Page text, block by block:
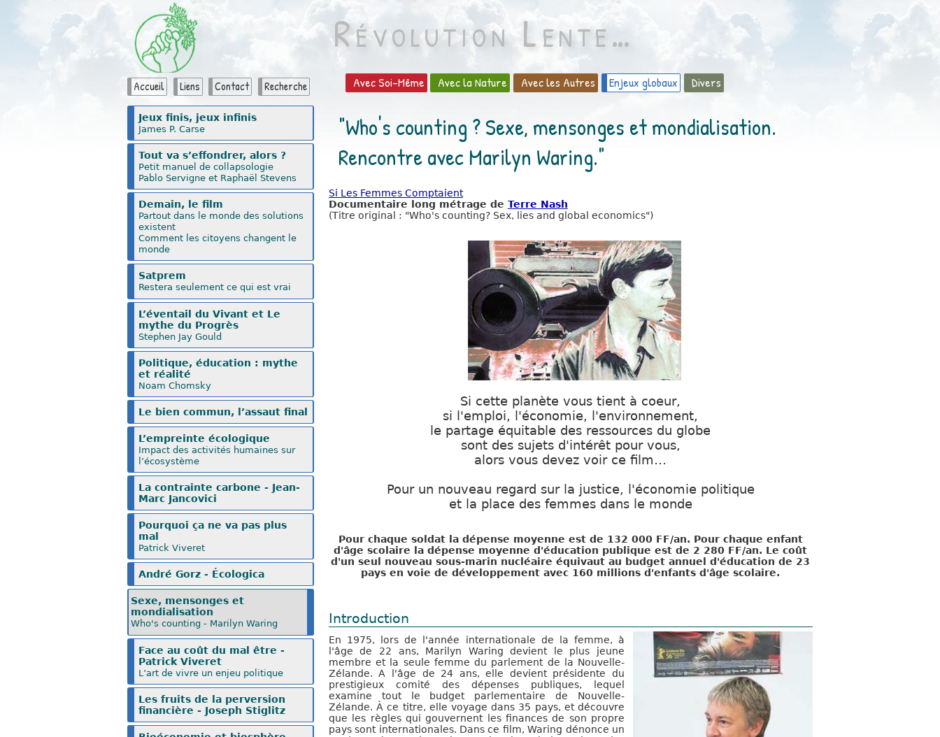
Révolution Lente…
Accueil Liens Contact Recherche Avec Soi-Même Avec la Nature Avec les Autres Enjeux globaux Divers
"Who's counting ? Sexe, mensonges et mondialisation.
Rencontre avec Marilyn Waring."
Si Les Femmes Comptaient
Documentaire long métrage de Terre Nash
(Titre original : "Who's counting? Sex, lies and global economics")
Si cette planète vous tient à coeur,
si l'emploi, l'économie, l'environnement,
le partage équitable des ressources du globe
sont des sujets d'intérêt pour vous,
alors vous devez voir ce film…
Pour un nouveau regard sur la justice, l'économie politique
et la place des femmes dans le monde
Pour chaque soldat la dépense moyenne est de 132 000 FF/an. Pour chaque enfant
d'âge scolaire la dépense moyenne d'éducation publique est de 2 280 FF/an. Le coût
d'un seul nouveau sous-marin nucléaire équivaut au budget annuel d'éducation de 23
pays en voie de développement avec 160 millions d'enfants d'âge scolaire.
Introduction
En 1975, lors de l'année internationale de la femme, à
l'âge de 22 ans, Marilyn Waring devient le plus jeune
membre et la seule femme du parlement de la Nouvelle-
Zélande. A l'âge de 24 ans, elle devient présidente du
prestigieux comité des dépenses publiques, lequel
examine tout le budget parlementaire de Nouvelle-
Zélande. À ce titre, elle voyage dans 35 pays, et découvre
que les règles qui gouvernent les finances de son propre
pays sont internationales. Dans ce film, Waring dénonce un
Jeux finis, jeux infinis
James P. Carse
Tout va s’effondrer, alors ?
Petit manuel de collapsologie
Pablo Servigne et Raphaël Stevens
Demain, le film
Partout dans le monde des solutions
existent
Comment les citoyens changent le
monde
Satprem
Restera seulement ce qui est vrai
L’éventail du Vivant et Le
mythe du Progrès
Stephen Jay Gould
Politique, éducation : mythe
et réalité
Noam Chomsky
Le bien commun, l’assaut final
L’empreinte écologique
Impact des activités humaines sur
l’écosystème
La contrainte carbone - Jean-
Marc Jancovici
Pourquoi ça ne va pas plus
mal
Patrick Viveret
André Gorz - Écologica
Sexe, mensonges et
mondialisation
Who's counting - Marilyn Waring
Face au coût du mal être -
Patrick Viveret
L’art de vivre un enjeu politique
Les fruits de la perversion
financière - Joseph Stiglitz